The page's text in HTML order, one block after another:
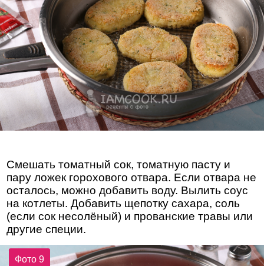
Смешать томатный сок, томатную пасту и
пару ложек горохового отвара. Если отвара не
осталось, можно добавить воду. Вылить соус
на котлеты. Добавить щепотку сахара, соль
(если сок несолёный) и прованские травы или
другие специи.
Фото 9